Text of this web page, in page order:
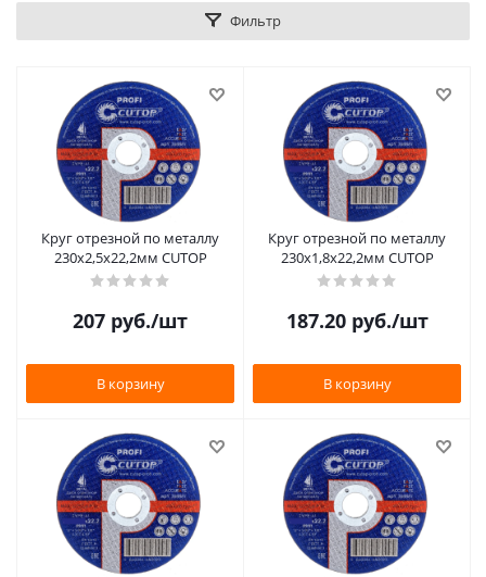
Фильтр
Круг отрезной по металлу
230х2,5х22,2мм CUTOP
207 руб./шт
В корзину
Круг отрезной по металлу
230х1,8х22,2мм CUTOP
187.20руб./шт
В корзину